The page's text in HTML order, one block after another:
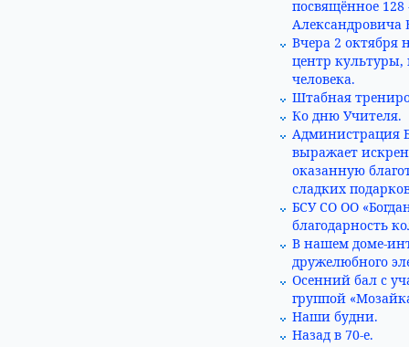
посвящённое 128
Александровича
Вчера 2 октября
центр культуры,
человека.
Штабная
Ко дню Учителя.
Администрация
выражает
оказанную
сладких
БСУ СО ОО
благодарность
В нашем доме-
дружелюбного
Осенний бал с
группой
Наши будни.
Назад в 70-е.